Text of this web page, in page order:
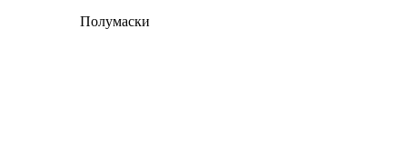
Полумаски